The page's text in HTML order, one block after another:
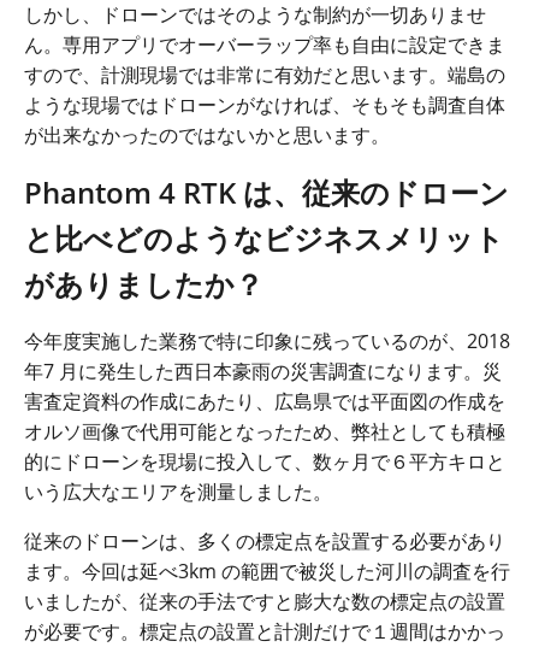
しかし、ドローンではそのような制約が一切ありませ
ん。専用アプリでオーバーラップ率も自由に設定できま
すので、計測現場では非常に有効だと思います。端島の
ような現場ではドローンがなければ、そもそも調査自体
が出来なかったのではないかと思います。
Phantom 4 RTK は、従来のドローン
と 比べどのようなビジネスメリット
がありましたか？
今年度実施した業務で特に印象に残っているのが、 2018
年7 月に発生した西日本豪雨の災害調査になります。災
害査定資料の作成にあたり、広島県では平面図の作成を
オルソ画像で代用可能となったため、弊社としても積極
的にドローンを現場に投入して、数ヶ月で６平方キロと
いう広大なエリアを測量しました。
従来のドローンは、多くの標定点を設置する必要があり
ます。今回は延べ3km の範囲で被災した河川の調査を行
いましたが、従来の手法ですと膨大な数の標定点の設置
が必要です。標定点の設置と計測だけで１週間はかかっ